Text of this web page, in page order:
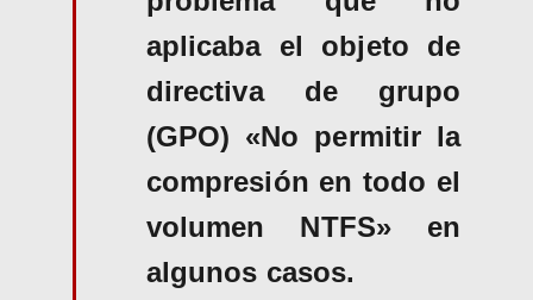
aplicaba el objeto de
directiva de grupo
(GPO) «No permitir la
compresión en todo el
volumen NTFS» en
algunos casos.